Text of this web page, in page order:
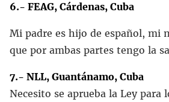
6.- FEAG, Cárdenas, Cuba
Mi padre es hijo de español, mi
que por ambas partes tengo la
7.- NLL, Guantánamo, Cuba
Necesito se aprueba la Ley para